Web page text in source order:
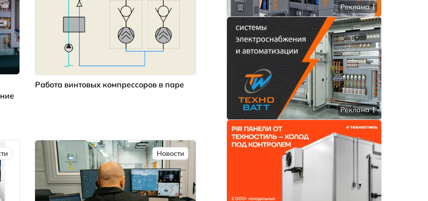
Работа винтовых компрессоров в паре
Новости
Реклама
Реклама